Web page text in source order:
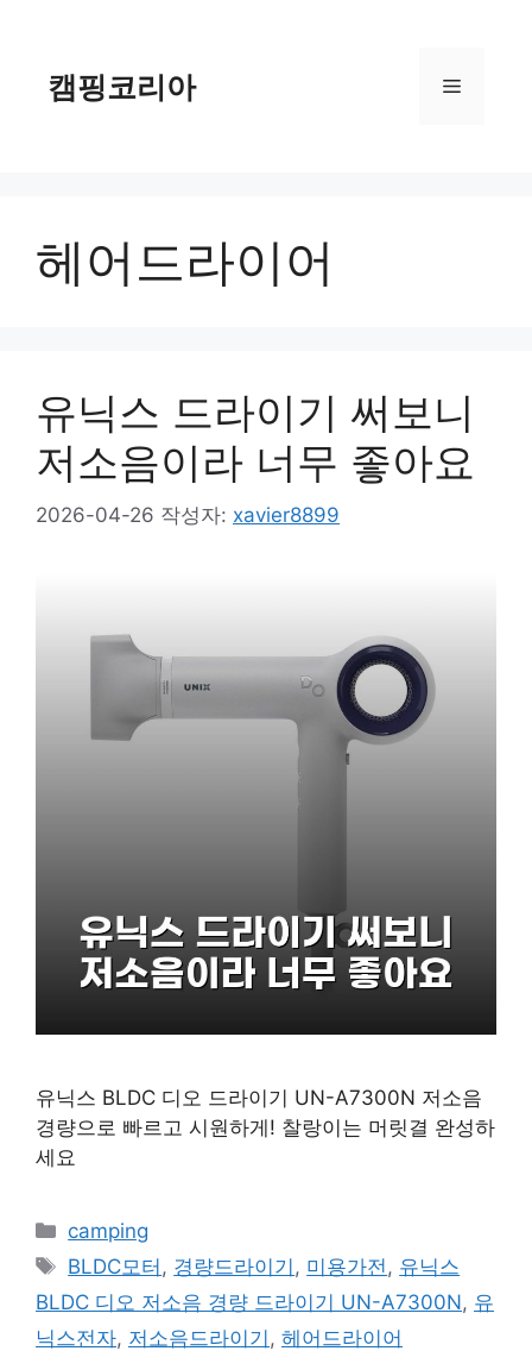
캠핑코리아 메
헤어드라이어
유닉스 드라이기 써보니
저소음이라 너무 좋아요
2026-04-26 작성자: xavier8899
유닉스 BLDC 디오 드라이기 UN-A7300N 저소음
경량으로 빠르고 시원하게! 찰랑이는 머릿결 완성하
세요
카
테
리
camping
태
그
BLDC모터 , 경량드라이기 , 미용가전 , 유닉스
BLDC 디오 저소음 경량 드라이기 UN-A7300N, 유
닉스전자, 저소음드라이기 , 헤어드라이어